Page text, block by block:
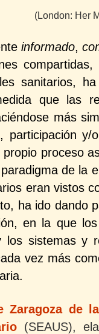
(London: Her
informado,
sanitarios,
que las
más
participación y/
proceso
de la
eran vistos
ha ido dando
en la que
los sistemas y
vez más
Zaragoza de
(SEAUS),